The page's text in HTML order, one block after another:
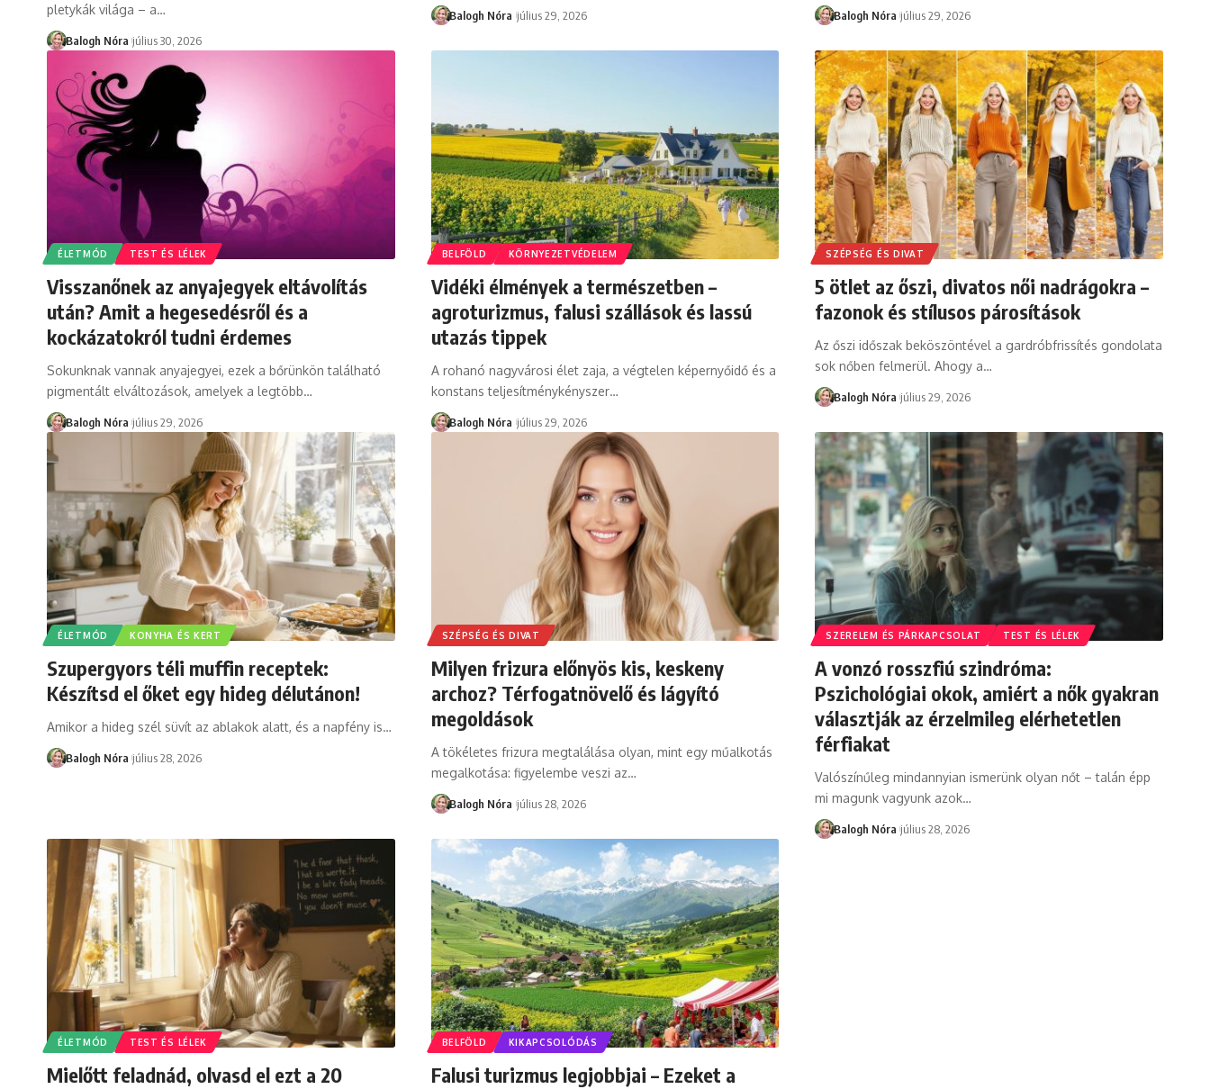
pletykák világa – a…
Balogh Nóra július 30, 2026
Balogh Nóra július 29, 2026 Balogh Nóra július 29, 2026
ÉLETMÓD TEST ÉS LÉLEK
Visszanőnek az anyajegyek eltávolítás
után? Amit a hegesedésről és a
kockázatokról tudni érdemes
Sokunknak vannak anyajegyei, ezek a bőrünkön található
pigmentált elváltozások, amelyek a legtöbb…
Balogh Nóra július 29, 2026
BELFÖLD KÖRNYEZETVÉDELEM
Vidéki élmények a természetben –
agroturizmus, falusi szállások és lassú
utazás tippek
A rohanó nagyvárosi élet zaja, a végtelen képernyőidő és a
konstans teljesítménykényszer…
Balogh Nóra július 29, 2026
SZÉPSÉG ÉS DIVAT
5 ötlet az őszi, divatos női nadrágokra –
fazonok és stílusos párosítások
Az őszi időszak beköszöntével a gardróbfrissítés gondolata
sok nőben felmerül. Ahogy a…
Balogh Nóra július 29, 2026
ÉLETMÓD KONYHA ÉS KERT
Szupergyors téli muffin receptek:
Készítsd el őket egy hideg délutánon!
Amikor a hideg szél süvít az ablakok alatt, és a napfény is…
Balogh Nóra július 28, 2026
SZÉPSÉG ÉS DIVAT
Milyen frizura előnyös kis, keskeny
archoz? Térfogatnövelő és lágyító
megoldások
A tökéletes frizura megtalálása olyan, mint egy műalkotás
megalkotása: figyelembe veszi az…
Balogh Nóra július 28, 2026
SZERELEM ÉS PÁRKAPCSOLAT TEST ÉS LÉLEK
A vonzó rosszfiú szindróma:
Pszichológiai okok, amiért a nők gyakran
választják az érzelmileg elérhetetlen
férfiakat
Valószínűleg mindannyian ismerünk olyan nőt – talán épp
mi magunk vagyunk azok…
Balogh Nóra július 28, 2026
ÉLETMÓD TEST ÉS LÉLEK
Mielőtt feladnád, olvasd el ezt a 20
BELFÖLD KIKAPCSOLÓDÁS
Falusi turizmus legjobbjai – Ezeket a